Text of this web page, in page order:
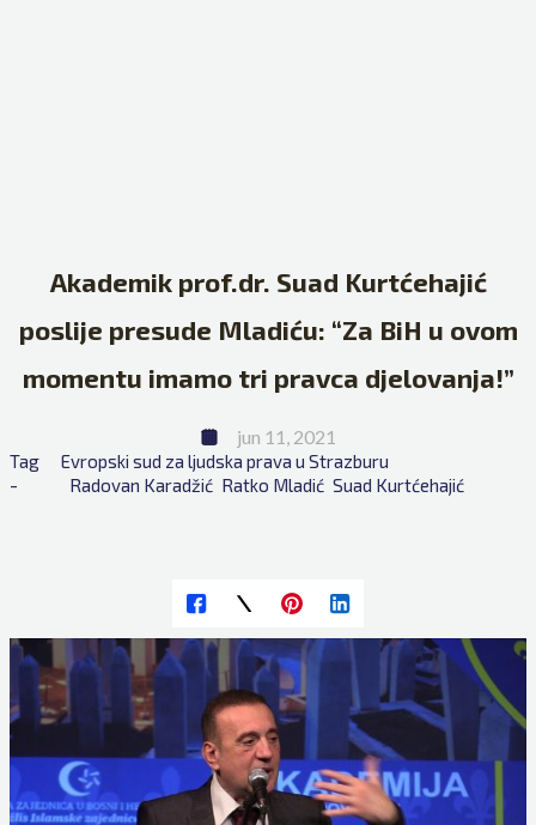
Akademik prof.dr. Suad Kurtćehajić
poslije presude Mladiću: “Za BiH u ovom
momentu imamo tri pravca djelovanja!”
jun 11, 2021
Tag
-
Evropski sud za ljudska prava u Strazburu
Radovan Karadžić Ratko Mladić Suad Kurtćehajić